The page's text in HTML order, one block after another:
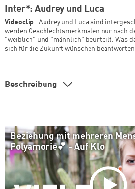
Inter*: Audrey und Luca
Videoclip
Audrey und Luca sind
werden Geschlechtsmerkmalen nur nach
"weiblich" und "männlich" beurteilt. Was
sich für die Zukunft wünschen
Beschreibung
Beziehung mit mehreren
Polyamorie💕 - Auf Klo